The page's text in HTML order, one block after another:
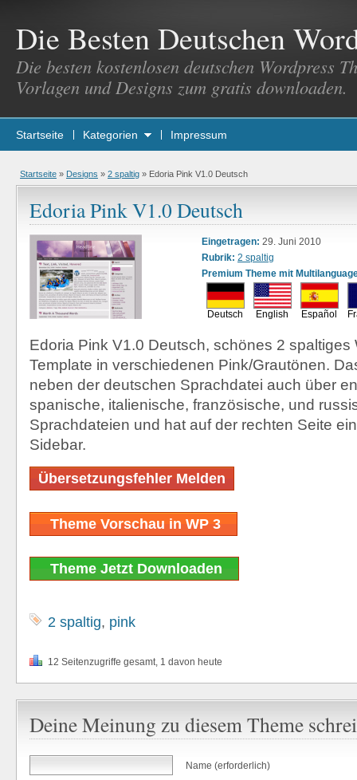
Die Besten Deutschen
Die besten kostenlosen deutschen Wordpress
Vorlagen und Designs zum gratis downloaden.
Startseite Kategorien Impressum
Startseite » Designs » 2 spaltig » Edoria Pink V1.0 Deutsch
Edoria Pink V1.0 Deutsch
Eingetragen: 29. Juni 2010
Rubrik: 2 spaltig
Premium Theme mit
Deutsch English Español
Edoria Pink V1.0 Deutsch, schönes 2 spaltiges
Template in verschiedenen Pink/Grautönen.
neben der deutschen Sprachdatei auch über
spanische, italienische, französische, und
Sprachdateien und hat auf der rechten Seite
Sidebar.
Übersetzungsfehler Melden
Theme Vorschau in WP 3
Theme Jetzt Downloaden
2 spaltig, pink
12 Seitenzugriffe gesamt, 1 davon heute
Deine Meinung zu diesem Theme
Name (erforderlich)